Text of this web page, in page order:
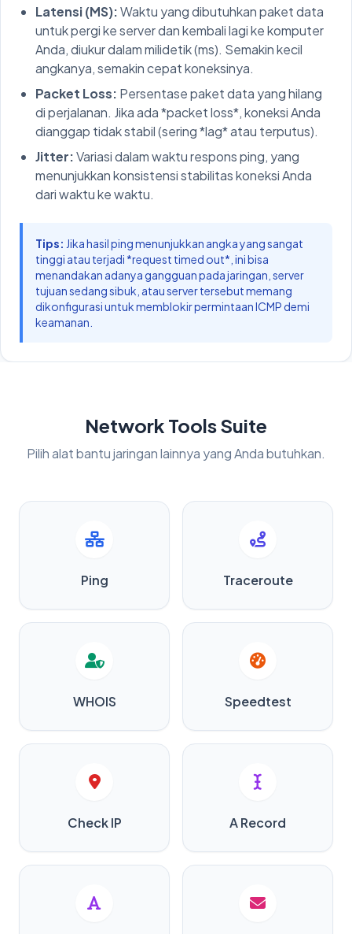
Latensi (MS):Waktu yang dibutuhkan paket data
untuk pergi ke server dan kembali lagi ke komputer
Anda, diukur dalam milidetik (ms). Semakin kecil
angkanya, semakin cepat koneksinya.
Packet Loss: Persentase paket data yang hilang
di perjalanan. Jika ada *packet loss*, koneksi Anda
dianggap tidak stabil (sering *lag* atau terputus).
Jitter:Variasi dalam waktu respons ping, yang
menunjukkan konsistensi stabilitas koneksi Anda
dari waktu ke waktu.
Tips: Jika hasil ping menunjukkan angka yang sangat
tinggi atau terjadi *request timed out*, ini bisa
menandakan adanya gangguan pada jaringan, server
tujuan sedang sibuk, atau server tersebut memang
dikonfigurasi untuk memblokir permintaan ICMP demi
keamanan.
Network Tools Suite
Pilih alat bantu jaringan lainnya yang Anda butuhkan.
Ping Traceroute
WHOIS Speedtest
Check IP A Record